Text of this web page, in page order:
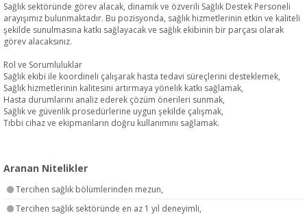
Sağlık sektöründe görev alacak, dinamik ve özverili Sağlık Destek Personeli
arayışımız bulunmaktadır. Bu pozisyonda, sağlık hizmetlerinin etkin ve kaliteli
şekilde sunulmasına katkı sağlayacak ve sağlık ekibinin bir parçası olarak
görev alacaksınız.
Rol ve Sorumluluklar
Sağlık ekibi ile koordineli çalışarak hasta tedavi süreçlerini desteklemek,
Sağlık hizmetlerinin kalitesini artırmaya yönelik katkı sağlamak,
Hasta durumlarını analiz ederek çözüm önerileri sunmak,
Sağlık ve güvenlik prosedürlerine uygun şekilde çalışmak,
Tıbbi cihaz ve ekipmanların doğru kullanımını sağlamak.
Aranan Nitelikler
Tercihen sağlık bölümlerinden mezun,
Tercihen sağlık sektöründe en az 1 yıl deneyimli,